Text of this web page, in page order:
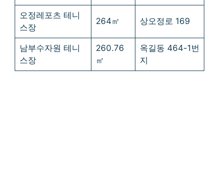
오정레포츠 테니
스장
264㎡ 상오정로 169
남부수자원 테니
스장
260.76
㎡
옥길동 464-1번
지